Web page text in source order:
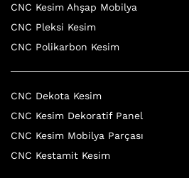
CNC Kesim Ahşap Mobilya
CNC Pleksi Kesim
CNC Polikarbon Kesim
CNC Dekota Kesim
CNC Kesim Dekoratif Panel
CNC Kesim Mobilya Parçası
CNC Kestamit Kesim